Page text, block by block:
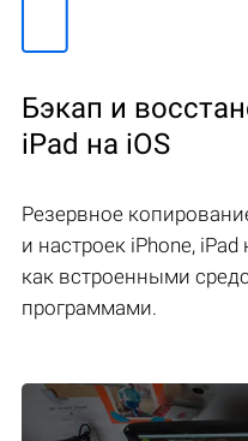
Бэкап и
iPad на iOS
Резервное
и настроек iPhone,
как встроенными
программами.